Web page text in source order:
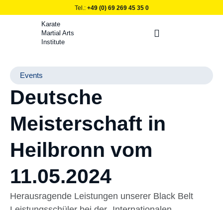
Tel.: +49 (0) 69 269 45 35 0
Karate
Martial Arts
Institute
Events
Deutsche
Meisterschaft in
Heilbronn vom
11.05.2024
Herausragende Leistungen unserer Black Belt